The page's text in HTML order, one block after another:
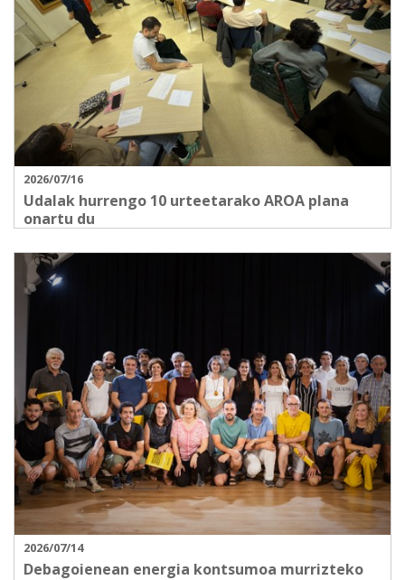
2026/07/16
Udalak hurrengo 10 urteetarako AROA plana
onartu du
2026/07/14
Debagoienean energia kontsumoa murrizteko